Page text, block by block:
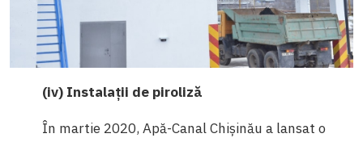
(iv) Instalații de piroliză
În martie 2020, Apă-Canal Chișinău a lansat o